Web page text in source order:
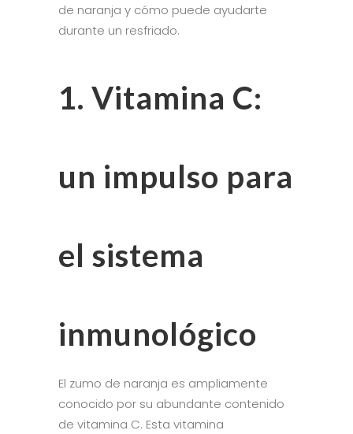
de naranja y cómo puede ayudarte
durante un resfriado.
1. Vitamina C:
un impulso para
el sistema
inmunológico
El zumo de naranja es ampliamente
conocido por su abundante contenido
de vitamina C. Esta vitamina